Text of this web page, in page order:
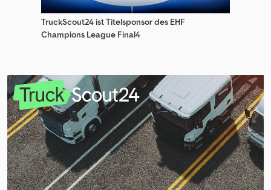
TruckScout24 ist Titelsponsor des EHF
Champions League Final4